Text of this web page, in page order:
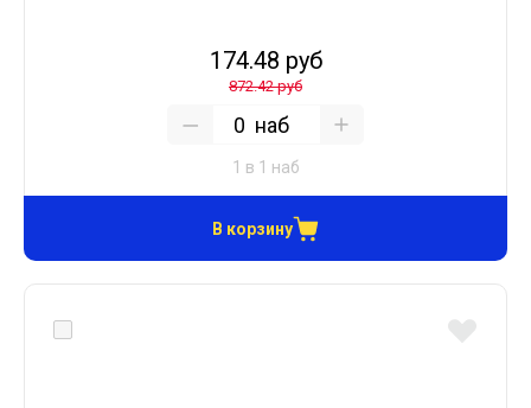
174.48 руб
872.42 руб
наб
1 в 1 наб
В корзину